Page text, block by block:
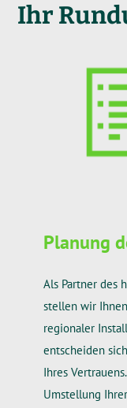
Ihr
Planung
Als Partner des
stellen wir
regionaler
entscheiden
Ihres
Umstellung